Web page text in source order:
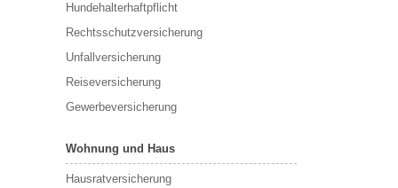
Hundehalterhaftpflicht
Rechtsschutzversicherung
Unfallversicherung
Reiseversicherung
Gewerbeversicherung
Wohnung und Haus
Hausratversicherung